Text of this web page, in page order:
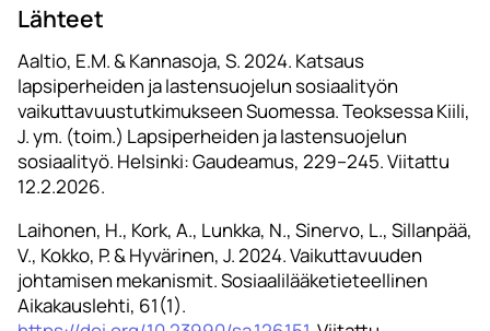
Lähteet
Aaltio, E.M. & Kannasoja, S. 2024. Katsaus
lapsiperheiden ja lastensuojelun sosiaalityön
vaikuttavuustutkimukseen Suomessa. Teoksessa Kiili,
J. ym. (toim.) Lapsiperheiden ja lastensuojelun
sosiaalityö. Helsinki: Gaudeamus, 229–245. Viitattu
12.2.2026.
Laihonen, H., Kork, A., Lunkka, N., Sinervo, L., Sillanpää,
V., Kokko, P. & Hyvärinen, J. 2024. Vaikuttavuuden
johtamisen mekanismit. Sosiaalilääketieteellinen
Aikakauslehti, 61(1).